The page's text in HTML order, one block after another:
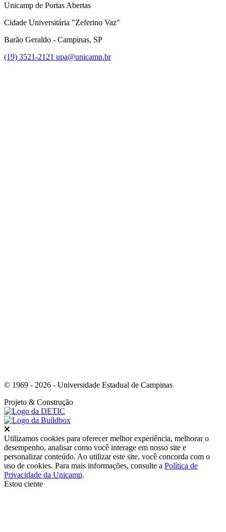
Unicamp de Portas Abertas
Cidade Universitária "Zeferino Vaz"
Barão Geraldo - Campinas, SP
(19) 3521-2121 upa@unicamp.br
© 1969 - 2026 - Universidade Estadual de Campinas
Projeto & Construção
Utilizamos cookies para oferecer melhor experiência, melhorar o
desempenho, analisar como você interage em nosso site e
personalizar conteúdo. Ao utilizar este site, você concorda com o
uso de cookies. Para mais informações, consulte a Política de
Privacidade da Unicamp.
Estou ciente